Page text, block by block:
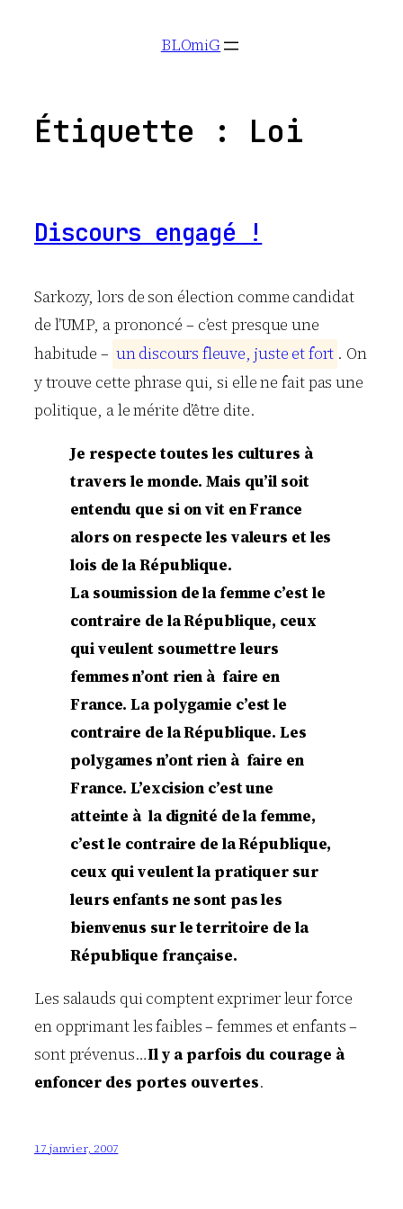
BLOmiG
Étiquette : Loi
Discours engagé !
Sarkozy, lors de son élection comme candidat
de l’UMP, a prononcé – c’est presque une
habitude – undiscours fleuve, juste etfort . On
y trouve cette phrase qui, si elle ne fait pas une
politique, a le mérite d’être dite.
Je respecte toutes les cultures à
travers le monde. Mais qu’il soit
entendu que si on vit en France
alors on respecte les valeurs et les
lois de la République.
La soumission de la femme c’est le
contraire de la République, ceux
qui veulent soumettre leurs
femmes n’ont rien à faire en
France. La polygamie c’est le
contraire de la République. Les
polygames n’ont rien à faire en
France. L’excision c’est une
atteinte à la dignité de la femme,
c’est le contraire de la République,
ceux qui veulent la pratiquer sur
leurs enfants ne sont pas les
bienvenus sur le territoire de la
République française.
Les salauds qui comptent exprimer leur force
en opprimant les faibles – femmes et enfants –
sont prévenus…Il y a parfois du courage à
enfoncer des portes ouvertes.
17 janvier, 2007